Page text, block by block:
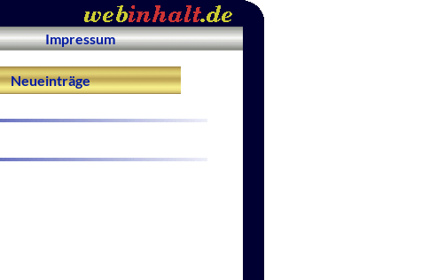
Impressum
Neueinträge